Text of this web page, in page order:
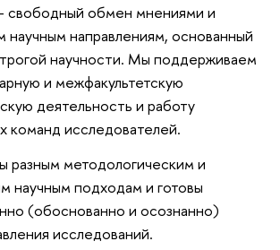
свободный обмен мнениями и
научным направлениям, основанный
научности. Мы поддерживаем
и межфакультетскую
деятельность и работу
команд исследователей.
разным методологическим и
научным подходам и готовы
(обоснованно и осознанно)
исследований.